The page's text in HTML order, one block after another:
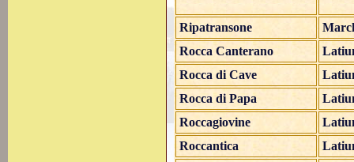
Ripatransone
Rocca Canterano
Rocca di Cave
Rocca di Papa
Roccagiovine
Roccantica